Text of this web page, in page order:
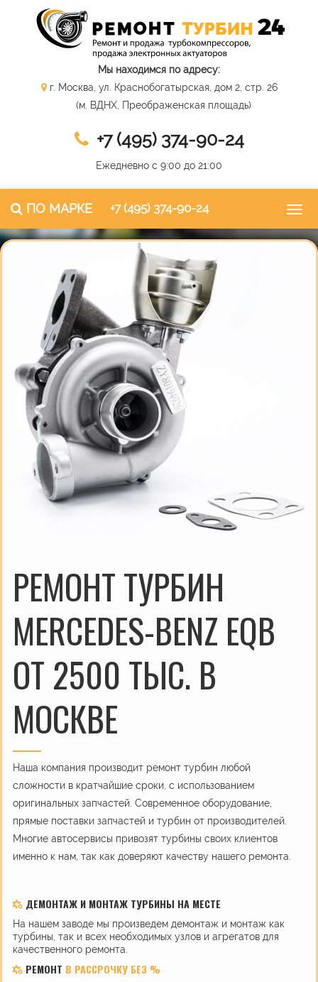
Мы находимся по адресу:
г. Москва, ул. Краснобогатырская, дом 2, стр. 26
(м. ВДНХ, Преображенская площадь)
+7 (495) 374-90-24
Ежедневно с 9:00 до 21:00
ПО МАРКЕ +7 (495) 374-90-24
РЕМОНТ ТУРБИН
MERCEDES-BENZ EQB
ОТ 2500 ТЫС. В
МОСКВЕ
Наша компания производит ремонт турбин любой
сложности в кратчайшие сроки, с использованием
оригинальных запчастей. Современное оборудование,
прямые поставки запчастей и турбин от производителей.
Многие автосервисы привозят турбины своих клиентов
именно к нам, так как доверяют качеству нашего ремонта.
ДЕМОНТАЖ И МОНТАЖ ТУРБИНЫ НА МЕСТЕ
На нашем заводе мы произведем демонтаж и монтаж как
турбины, так и всех необходимых узлов и агрегатов для
качественного ремонта.
РЕМОНТ В РАССРОЧКУ БЕЗ %